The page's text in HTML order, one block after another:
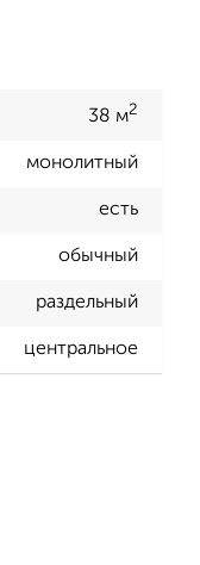
38 м2
монолитный
есть
обычный
раздельный
центральное